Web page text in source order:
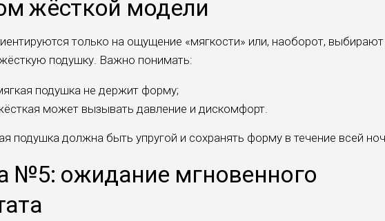
жёсткой модели
только на ощущение «мягкости» или, наоборот, выбирают
подушку. Важно понимать:
подушка не держит форму;
может вызывать давление и дискомфорт.
подушка должна быть упругой и сохранять форму в течение всей
№5: ожидание мгновенного